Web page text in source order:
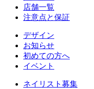
店舗一覧
注意点と保証
デザイン
お知らせ
初めての方へ
イベント
ネイリスト募集